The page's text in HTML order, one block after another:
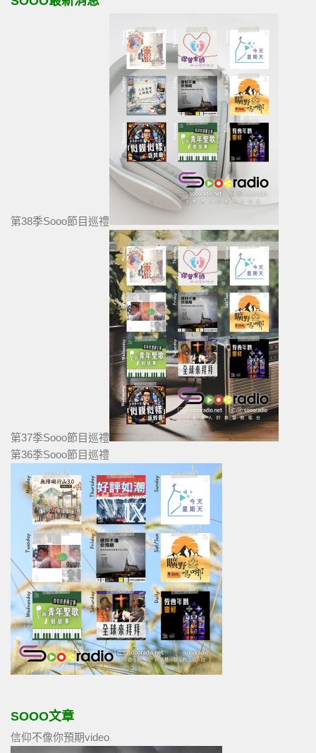
第38季Sooo節目巡禮
第37季Sooo節目巡禮
第36季Sooo節目巡禮
SOOO文章
信仰不像你預期video